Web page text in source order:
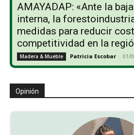
AMAYADAP: «Ante la
interna, la
medidas para reducir
competitividad en la
Madera & Mueble Patricia Escobar - 01/
Opinión